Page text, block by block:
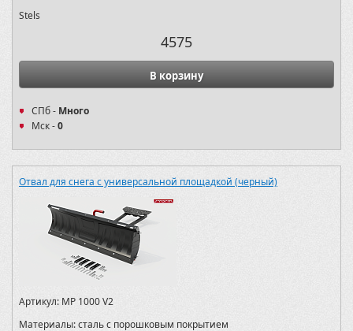
Stels
4575
В корзину
СПб - Много
Мск -0
Отвал для снега с универсальной площадкой (черный)
Артикул: MP 1000 V2
Материалы:сталь с порошковым покрытием